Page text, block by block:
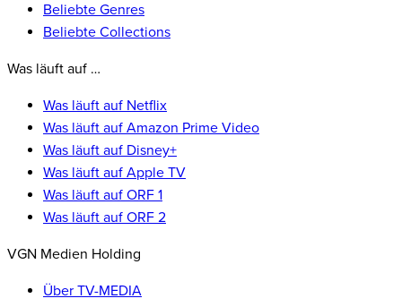
Beliebte Genres
Beliebte Collections
Was läuft auf …
Was läuft auf Netflix
Was läuft auf Amazon Prime Video
Was läuft auf Disney+
Was läuft auf Apple TV
Was läuft auf ORF 1
Was läuft auf ORF 2
VGN Medien Holding
Über TV-MEDIA